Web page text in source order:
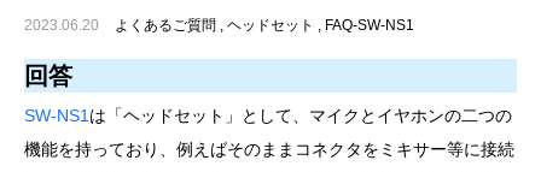
2023.06.20 よくあるご質問 ヘッドセット FAQ-SW-NS1
回答
SW-NS1 は「ヘッドセット」として、マイクとイヤホンの二つの
機能を持っており、例えばそのままコネクタをミキサー等に接続